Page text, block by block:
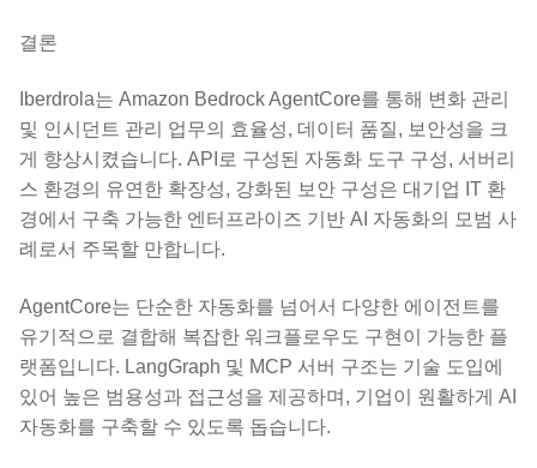
결론
Iberdrola는 Amazon Bedrock AgentCore를 통해 변화 관리
및 인시던트 관리 업무의 효율성, 데이터 품질, 보안성을 크
게 향상시켰습니다. API로 구성된 자동화 도구 구성, 서버리
스 환경의 유연한 확장성, 강화된 보안 구성은 대기업 IT 환
경에서 구축 가능한 엔터프라이즈 기반 AI 자동화의 모범 사
례로서 주목할 만합니다.
AgentCore는 단순한 자동화를 넘어서 다양한 에이전트를
유기적으로 결합해 복잡한 워크플로우도 구현이 가능한 플
랫폼입니다. LangGraph 및 MCP 서버 구조는 기술 도입에
있어 높은 범용성과 접근성을 제공하며, 기업이 원활하게 AI
자동화를 구축할 수 있도록 돕습니다.